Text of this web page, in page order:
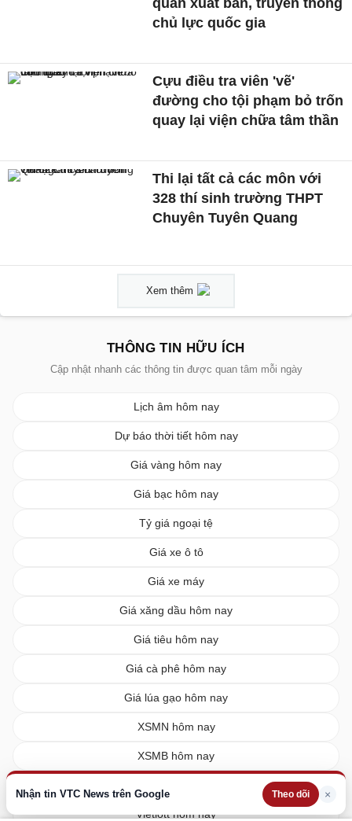
Nhận tin VTC News trên Google Theo dõi ×
quan xuất bản, truyền thông
chủ lực quốc gia
Cựu điều tra viên 'vẽ'
đường cho tội phạm bỏ trốn
quay lại viện chữa tâm thần
Thi lại tất cả các môn với
328 thí sinh trường THPT
Chuyên Tuyên Quang
Xem thêm
THÔNG TIN HỮU ÍCH
Cập nhật nhanh các thông tin được quan tâm mỗi ngày
Lịch âm hôm nay
Dự báo thời tiết hôm nay
Giá vàng hôm nay
Giá bạc hôm nay
Tỷ giá ngoại tệ
Giá xe ô tô
Giá xe máy
Giá xăng dầu hôm nay
Giá tiêu hôm nay
Giá cà phê hôm nay
Giá lúa gạo hôm nay
XSMN hôm nay
XSMB hôm nay
Vietlott hôm nay